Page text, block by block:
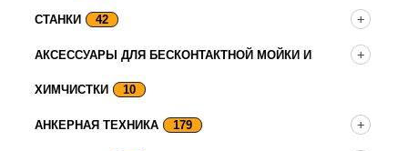
СТАНКИ 42
АКСЕССУАРЫ ДЛЯ БЕСКОНТАКТНОЙ МОЙКИ И
ХИМЧИСТКИ 10
АНКЕРНАЯ ТЕХНИКА 179